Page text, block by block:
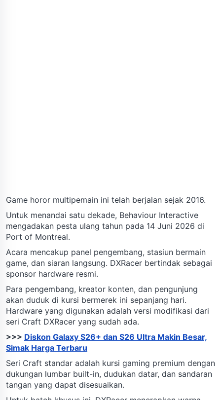
Game horor multipemain ini telah berjalan sejak 2016.
Untuk menandai satu dekade, Behaviour Interactive
mengadakan pesta ulang tahun pada 14 Juni 2026 di
Port of Montreal.
Acara mencakup panel pengembang, stasiun bermain
game, dan siaran langsung. DXRacer bertindak sebagai
sponsor hardware resmi.
Para pengembang, kreator konten, dan pengunjung
akan duduk di kursi bermerek ini sepanjang hari.
Hardware yang digunakan adalah versi modifikasi dari
seri Craft DXRacer yang sudah ada.
>>> Diskon Galaxy S26+ dan S26 Ultra Makin Besar,
Simak Harga Terbaru
Seri Craft standar adalah kursi gaming premium dengan
dukungan lumbar built-in, dudukan datar, dan sandaran
tangan yang dapat disesuaikan.